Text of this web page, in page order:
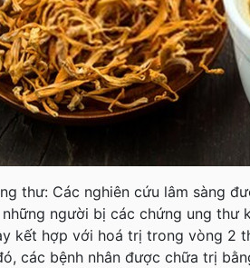
thư: Các nghiên cứu lâm sàng
người bị các chứng ung thư
kết hợp với hoá trị trong vòng 2
các bệnh nhân được chữa trị